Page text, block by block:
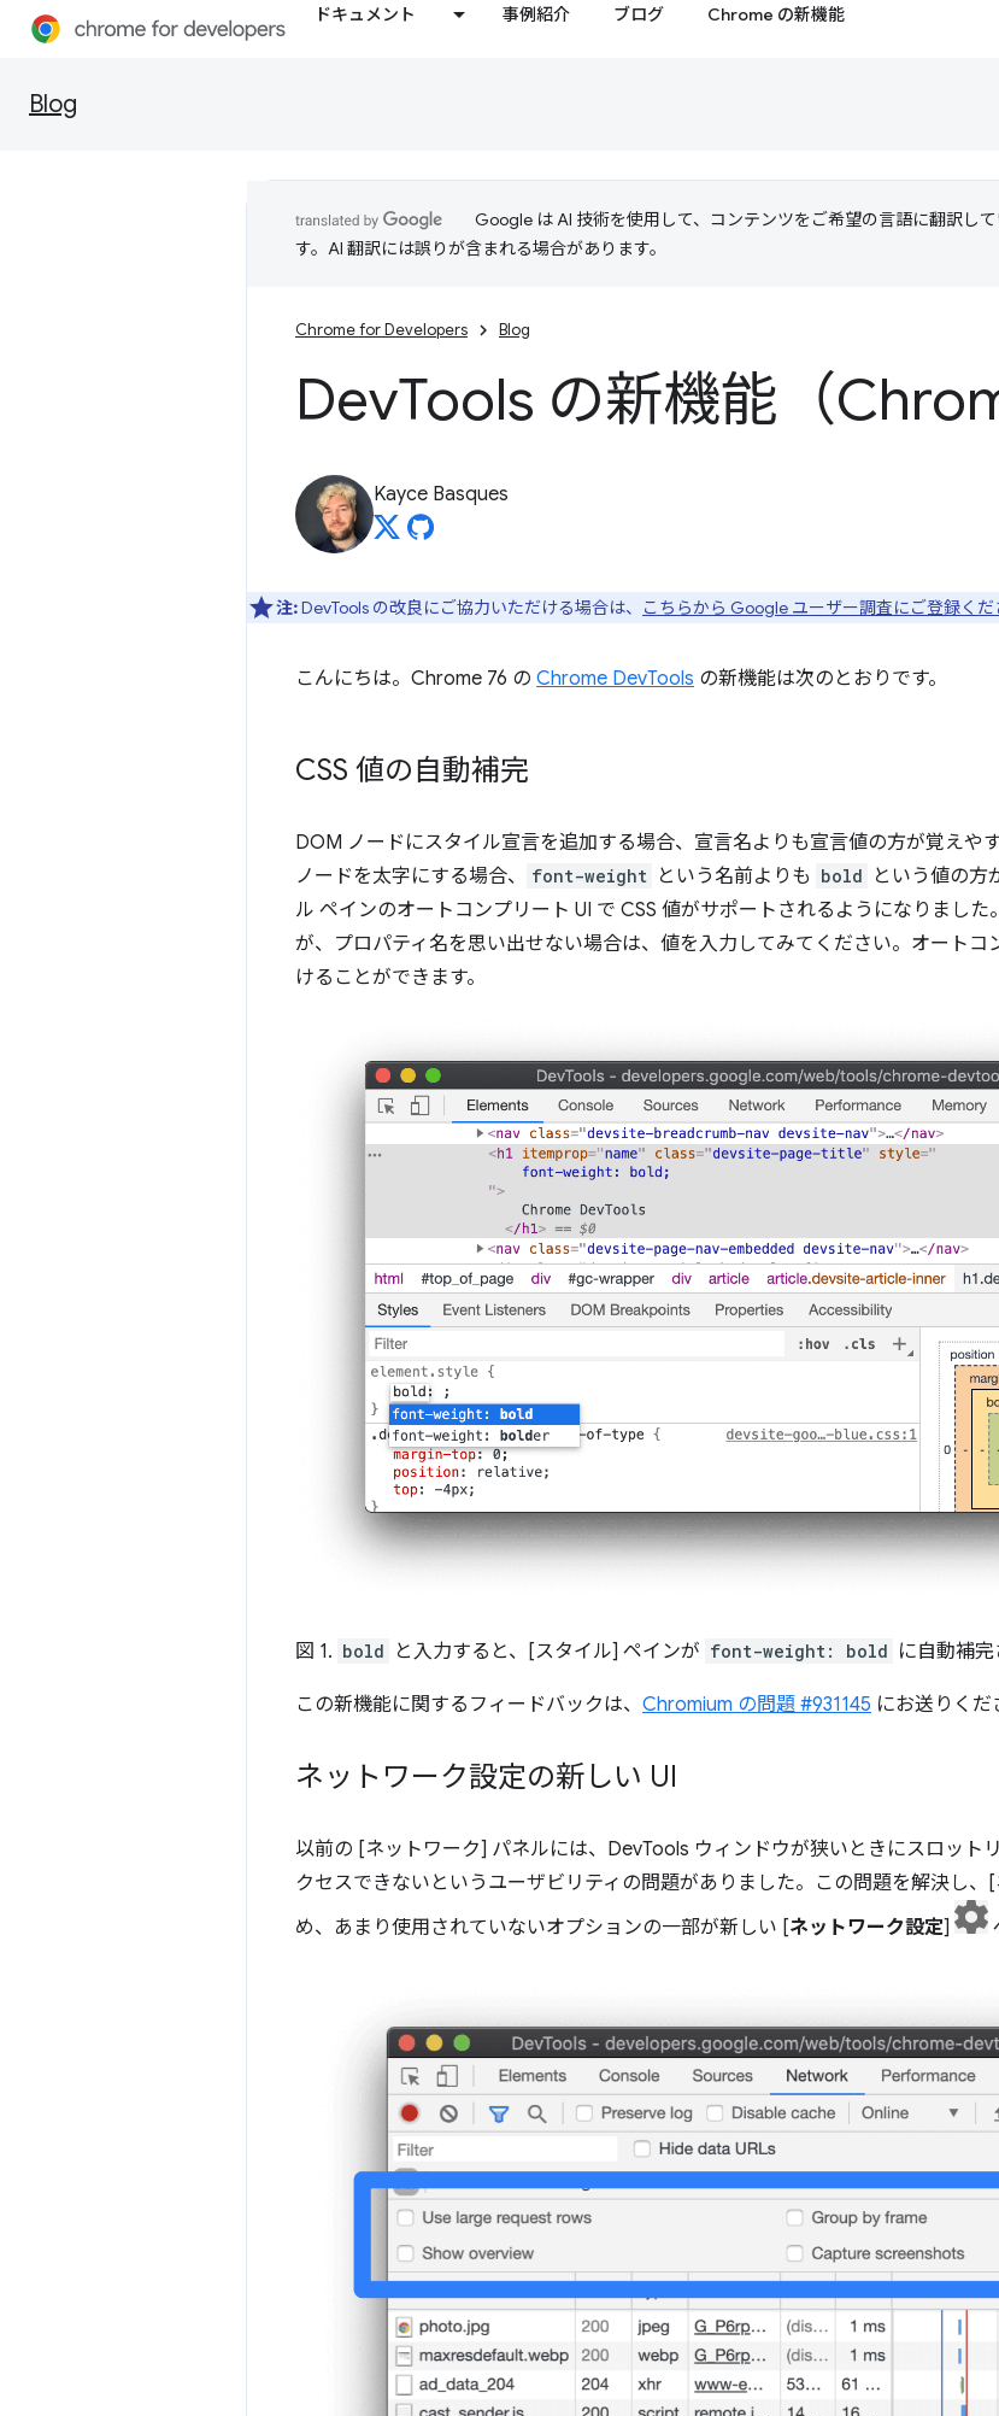
ドキュメント 事例紹介 ブログ Chrome の新機能
Blog
Google は AI 技術を使用して、コンテンツをご希望の言語に翻訳して
す。AI 翻訳には誤りが含まれる場合があります。
Chrome for Developers Blog
DevTools の新機能（
Kayce Basques
注:DevTools の改良にご協力いただける場合は、 こちらから Google ユーザー調査にご登録くだ
こんにちは。Chrome 76 の Chrome DevTools の新機能は次のとおりです。
CSS 値の自動補完
DOM ノードにスタイル宣言を追加する場合、宣言名よりも宣言値の方が覚えや
ノードを太字にする場合、 font-weight という名前よりも bold
という値の方
ル ペインのオートコンプリート UI で CSS 値がサポートされるようになりまし
が、プロパティ名を思い出せない場合は、値を入力してみてください。オートコ
けることができます。
図 1. bold と入力すると、[スタイル] ペインが font-weight: bold に自動補完
この新機能に関するフィードバックは、 Chromium の問題 #931145 にお送りくだ
ネットワーク設定の新しい UI
以前の [ネットワーク] パネルには、DevTools ウィンドウが狭いときにスロット
クセスできないというユーザビリティの問題がありました。この問題を解決し
め、あまり使用されていないオプションの一部が新しい [ネットワーク設定]